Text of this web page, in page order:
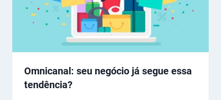
Omnicanal: seu negócio já segue essa
tendência?